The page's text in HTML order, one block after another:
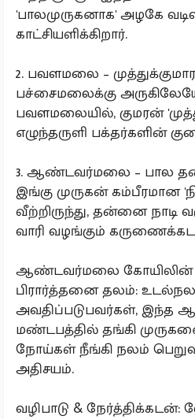
'பாலமுருகனாக' அழகே
காட்சியளிக்கிறார்.
2. பவளமலை – முத்துக்குமார
பச்சைமலைக்கு
பவளமலையில், குமரன்
எழுந்தருளி பக்தர்களின்
3. ஆண்டவர்மலை – பால
இங்கு முருகன் கம்பீரமான
வீற்றிருந்து, தன்னை நாடி
வாரி வழங்கும்
ஆண்டவர்மலை கோயிலின்
பிரார்த்தனை தலம்:
அவதிப்படுபவர்கள்,
மண்டபத்தில் தங்கி
நோய்கள் நீங்கி நலம்
அதிசயம்.
வழிபாடு &